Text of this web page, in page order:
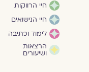
חיי הרווקות
חיי הנישואים
לימוד וכתיבה
הרצאות
ושיעורים